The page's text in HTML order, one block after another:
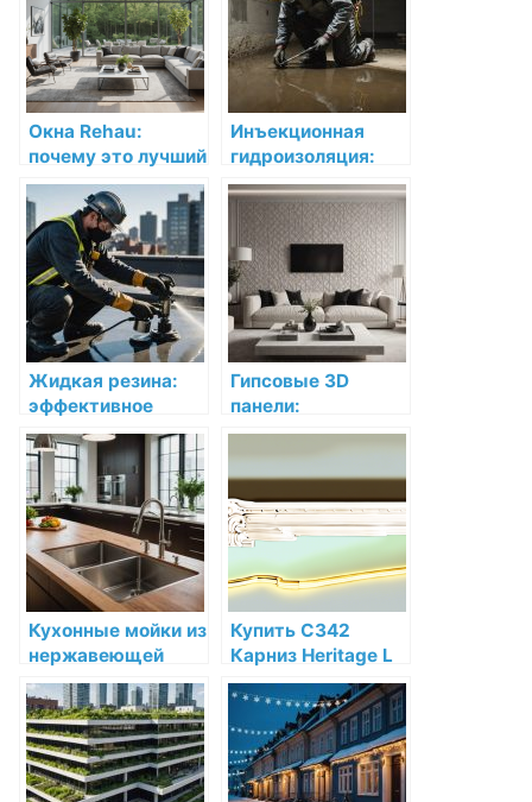
Окна Rehau:
почему это лучший
выбор для вашего
дома
Инъекционная
гидроизоляция:
Надежная защита
для вашего дома
Жидкая резина:
эффективное
решение для
герметизации и
защиты
Гипсовые 3D
панели:
универсальное
решение для
любого интерьера
Кухонные мойки из
нержавеющей
стали: идеальное
решение для
любой кухни
Купить C342
Карниз Heritage L
Orac Decor
Полиуретан Orac
Decor по низкой
цене в интернет-
магазине